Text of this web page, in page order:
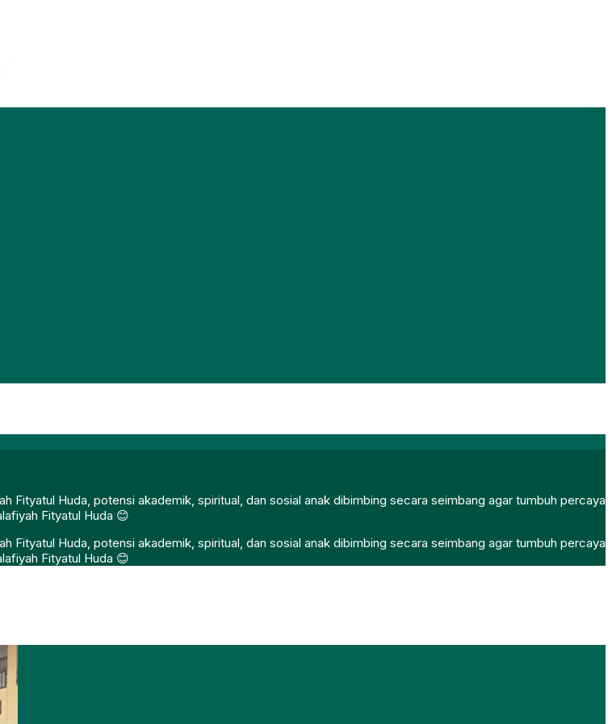
Fityatul Huda, potensi akademik, spiritual, dan sosial anak dibimbing secara seimbang agar tumbuh percaya
Fityatul Huda 😊
Fityatul Huda, potensi akademik, spiritual, dan sosial anak dibimbing secara seimbang agar tumbuh percaya
Fityatul Huda 😊